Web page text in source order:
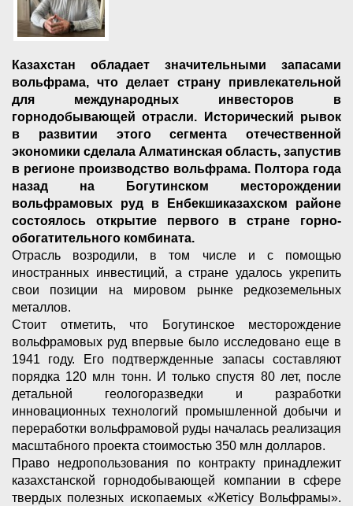
Казахстан обладает значительными запасами
вольфрама, что делает страну привлекательной
для международных инвесторов в
горнодобывающей отрасли. Исторический рывок
в развитии этого сегмента отечественной
экономики сделала Алматинская область, запустив
в регионе производство вольфрама. Полтора года
назад на Богутинском месторождении
вольфрамовых руд в Енбекшиказахском районе
состоялось открытие первого в стране горно-
обогатительного комбината.
Отрасль возродили, в том числе и с помощью
иностранных инвестиций, а стране удалось укрепить
свои позиции на мировом рынке редкоземельных
металлов.
Стоит отметить, что Богутинское месторождение
вольфрамовых руд впервые было исследовано еще в
1941 году. Его подтвержденные запасы составляют
порядка 120 млн тонн. И только спустя 80 лет, после
детальной геологоразведки и разработки
инновационных технологий промышленной добычи и
переработки вольфрамовой руды началась реализация
масштабного проекта стоимостью 350 млн долларов.
Право недропользования по контракту принадлежит
казахстанской горнодобывающей компании в сфере
твердых полезных ископаемых «Жетісу Вольфрамы».